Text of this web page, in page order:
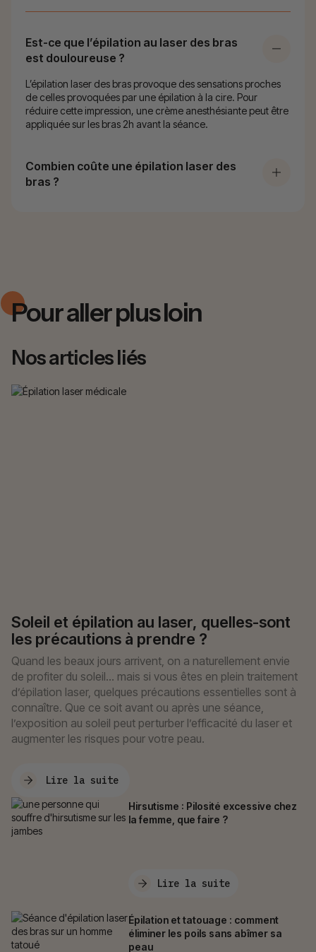
Est-ce que l’épilation au laser des bras
est douloureuse ?
L’épilation laser des bras provoque des sensations proches
de celles provoquées par une épilation à la cire. Pour
réduire cette impression, une crème anesthésiante peut être
appliquée sur les bras 2h avant la séance.
Combien coûte une épilation laser des
bras ?
Pour aller plus loin
Nos articles liés
Soleil et épilation au laser, quelles-sont
les précautions à prendre ?
Quand les beaux jours arrivent, on a naturellement envie
de profiter du soleil… mais si vous êtes en plein traitement
d’épilation laser, quelques précautions essentielles sont à
connaître. Que ce soit avant ou après une séance,
l’exposition au soleil peut perturber l’efficacité du laser et
augmenter les risques pour votre peau.
Lire la suite
Hirsutisme : Pilosité excessive chez
la femme, que faire ?
Lire la suite
Épilation et tatouage : comment
éliminer les poils sans abîmer sa
peau
Ma consultation OFFERTE